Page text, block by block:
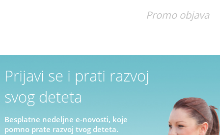
Promo objava
Prijavi se i prati razvoj
svog deteta
Besplatne nedeljne e-novosti, koje
pomno prate razvoj tvog deteta.